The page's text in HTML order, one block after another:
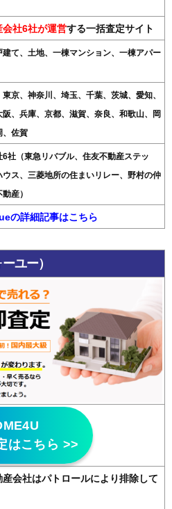
会社6社が運営する一括査定サイト
建て、土地、一棟マンション、一棟アパー
京、神奈川、埼玉、千葉、茨城、愛知、
、兵庫、京都、滋賀、奈良、和歌山、岡
、佐賀
社（東急リバブル、住友不動産ステッ
ウス、三菱地所の住まいリレー、野村の仲
産）
の詳細記事はこちら
ユー）
はこちら >>
産会社はパトロールにより排除して